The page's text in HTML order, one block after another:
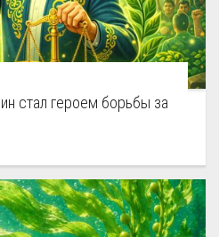
стал героем борьбы за